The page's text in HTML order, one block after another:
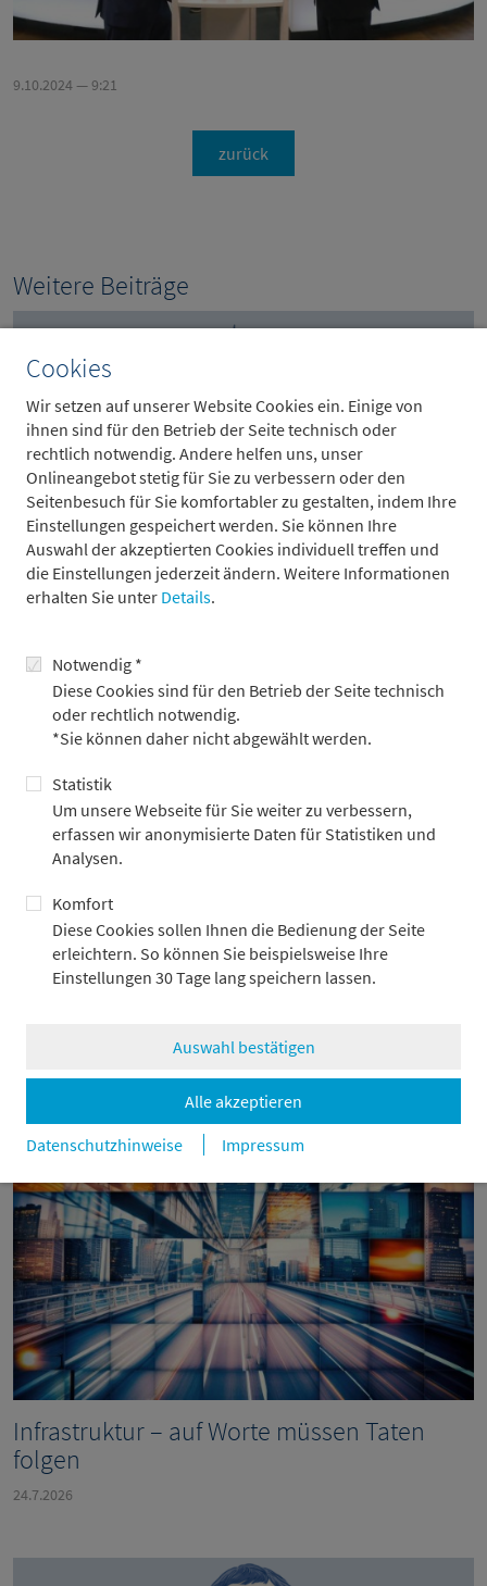
Cookies
Wir setzen auf unserer Website Cookies ein. Einige von
ihnen sind für den Betrieb der Seite technisch oder
rechtlich notwendig. Andere helfen uns, unser
Onlineangebot stetig für Sie zu verbessern oder den
Seitenbesuch für Sie komfortabler zu gestalten, indem Ihre
Einstellungen gespeichert werden. Sie können Ihre
Auswahl der akzeptierten Cookies individuell treffen und
die Einstellungen jederzeit ändern. Weitere Informationen
erhalten Sie unter Details.
Notwendig *
Diese Cookies sind für den Betrieb der Seite technisch
oder rechtlich notwendig.
*Sie können daher nicht abgewählt werden.
Statistik
Um unsere Webseite für Sie weiter zu verbessern,
erfassen wir anonymisierte Daten für Statistiken und
Analysen.
Komfort
Diese Cookies sollen Ihnen die Bedienung der Seite
erleichtern. So können Sie beispielsweise Ihre
Einstellungen 30 Tage lang speichern lassen.
Auswahl bestätigen
Alle akzeptieren
Datenschutzhinweise
Impressum
9.10.2024 — 9:21
zurück
Weitere Beiträge
Der China-Schock 2.0 befeuert Europas
31.7.2026
Volkswirtschaft und Anleger
24.7.2026
Infrastruktur – auf Worte müssen Taten
folgen
24.7.2026